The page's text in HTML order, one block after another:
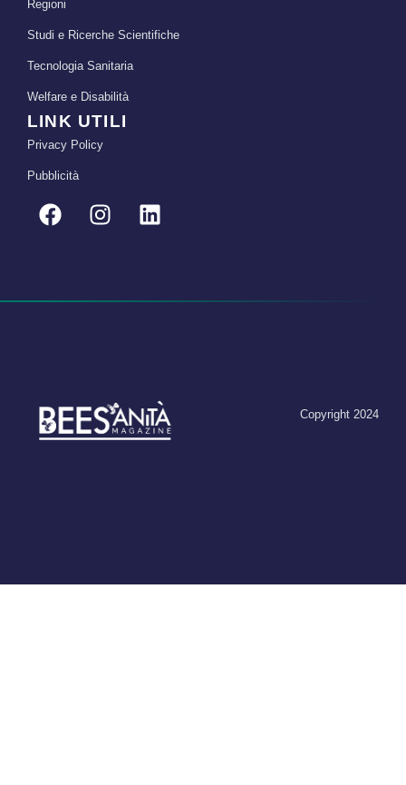
Regioni
Studi e Ricerche Scientifiche
Tecnologia Sanitaria
Welfare e Disabilità
LINK UTILI
Privacy Policy
Pubblicità
Copyright 2024